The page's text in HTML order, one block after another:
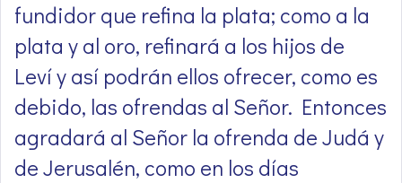
fundidor que refina la plata; como a la
plata y al oro, refinará a los hijos de
Leví y así podrán ellos ofrecer, como es
debido, las ofrendas al Señor. Entonces
agradará al Señor la ofrenda de Judá y
de Jerusalén, como en los días